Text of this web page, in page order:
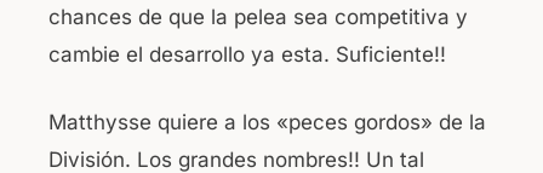
chances de que la pelea sea competitiva y
cambie el desarrollo ya esta. Suficiente!!
Matthysse quiere a los «peces gordos» de la
División. Los grandes nombres!! Un tal